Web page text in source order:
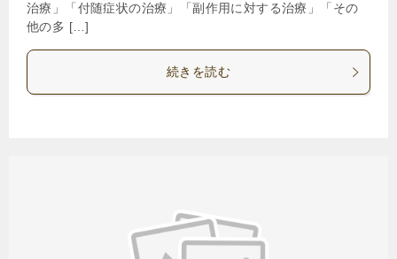
治療」「付随症状の治療」「副作用に対する治療」「その
他の多 […]
続きを読む